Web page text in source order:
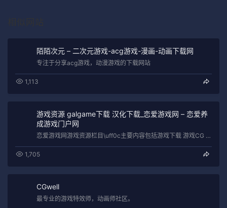
陌陌次元 – 二次元游戏-acg游戏-漫画-动画下载网
专注于分享acg游戏，动漫游戏的下载网站
1,113
游戏资源 galgame下载 汉化下载_恋爱游戏网 – 恋爱养
成游戏门户网
恋爱游戏网游戏资源栏目\uff0c主要内容包括游戏下载 游戏CG 游戏壁纸 游戏存档 游戏汉化等资源\uff0c欢迎朋友们发布关于G…
1,705
CGwell
最专业的游戏特效师，动画师社区。